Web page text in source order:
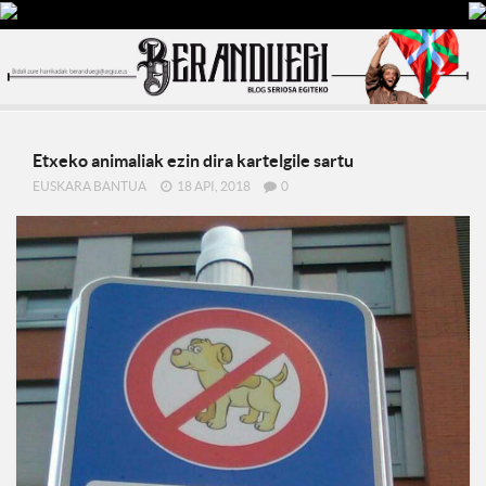
Etxeko animaliak ezin dira kartelgile sartu
EUSKARA BANTUA 18 API, 2018 0